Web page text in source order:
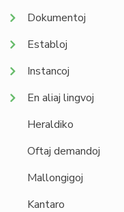
Dokumentoj
Establoj
Instancoj
En aliaj lingvoj
Heraldiko
Oftaj demandoj
Mallongigoj
Kantaro